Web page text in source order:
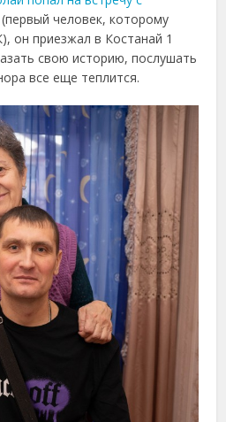
(первый человек, которому
он приезжал в Костанай 1
свою историю, послушать
все еще теплится.